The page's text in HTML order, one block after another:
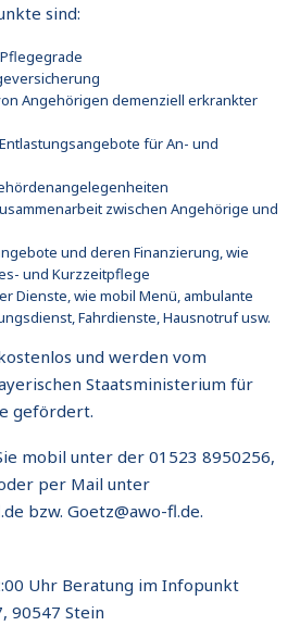
sind:
Angehörigen demenziell erkrankter
für An- und
zwischen Angehörige und
und deren Finanzierung, wie
und Kurzzeitpflege
Dienste, wie mobil Menü, ambulante
Fahrdienste, Hausnotruf usw.
und werden vom
Staatsministerium für
gefördert.
mobil unter der 01523 8950256,
per Mail unter
bzw. Goetz@awo-fl.de.
Uhr Beratung im Infopunkt
90547 Stein